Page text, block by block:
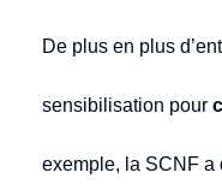
De plus en plus
sensibilisation pour
exemple, la SCNF a